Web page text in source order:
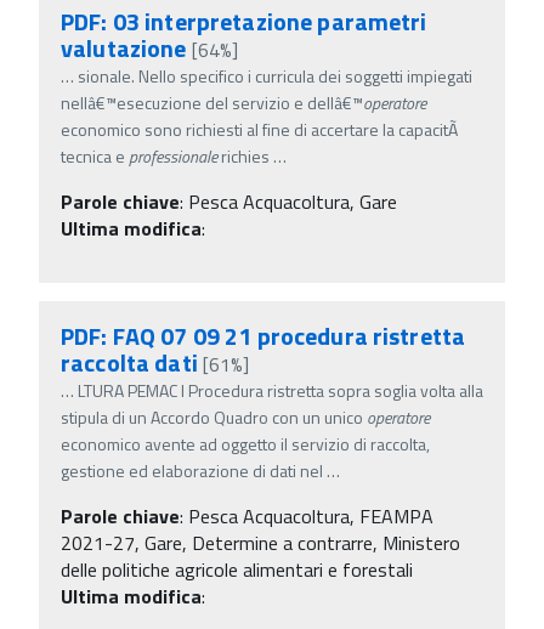
PDF: 03 interpretazione parametri
valutazione [64%]
… sionale. Nello specifico i curricula dei soggetti impiegati
nellâ€™esecuzione del servizio e dellâ€™operatore
economico sono richiesti al fine di accertare la capacitÃ
tecnica e professionalerichies …
Parole chiave: Pesca Acquacoltura, Gare
Ultima modifica:
PDF: FAQ 07 09 21 procedura ristretta
raccolta dati [61%]
… LTURA PEMAC I Procedura ristretta sopra soglia volta alla
stipula di un Accordo Quadro con un unico operatore
economico avente ad oggetto il servizio di raccolta,
gestione ed elaborazione di dati nel …
Parole chiave: Pesca Acquacoltura, FEAMPA
2021-27, Gare, Determine a contrarre, Ministero
delle politiche agricole alimentari e forestali
Ultima modifica: